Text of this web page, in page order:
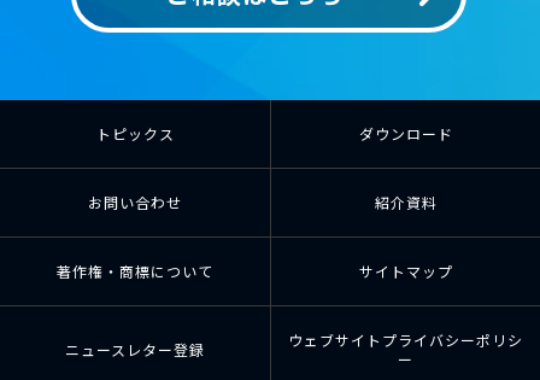
トピックス ダウンロード
お問い合わせ 紹介資料
著作権・商標について サイトマップ
ニュースレター登録
ウェブサイトプライバシーポリシ
ー